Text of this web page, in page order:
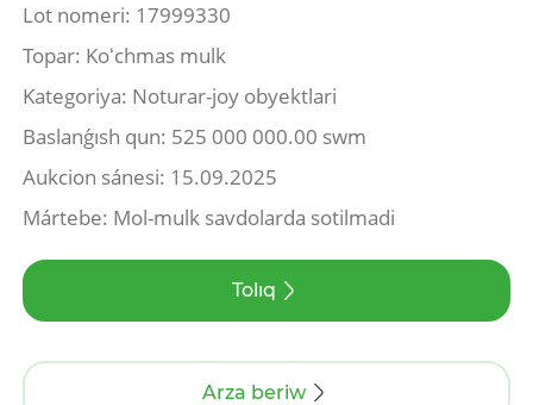
Lot nomeri: 17999330
Topar: Koʻchmas mulk
Kategoriya: Noturar-joy obyektlari
Baslanǵısh qun: 525 000 000.00 swm
Aukcion sánesi: 15.09.2025
Mártebe: Mol-mulk savdolarda sotilmadi
Tolıq
Arza beriw